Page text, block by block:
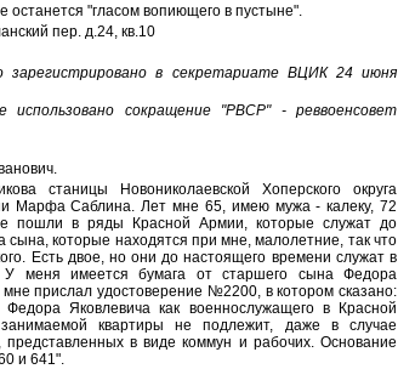
останется "гласом вопиющего в пустыне".
пер. д.24, кв.10
зарегистрировано в секретариате ВЦИК 24 июня
использовано сокращение "РВСР" - реввоенсовет
станицы Новониколаевской Хоперского округа
Марфа Саблина. Лет мне 65, имею мужа - калеку, 72
пошли в ряды Красной Армии, которые служат до
сына, которые находятся при мне, малолетние, так что
Есть двое, но они до настоящего времени служат в
меня имеется бумага от старшего сына Федора
прислал удостоверение №2200, в котором сказано:
Яковлевича как военнослужащего в Красной
квартиры не подлежит, даже в случае
в виде коммун и рабочих. Основание
и 641".